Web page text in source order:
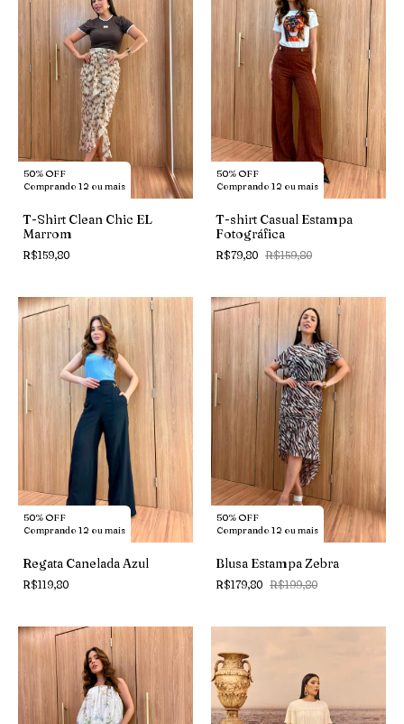
50% OFF
Comprando 12 ou mais
T-Shirt Clean Chic EL
Marrom
R$159,80
50% OFF
Comprando 12 ou mais
T-shirt Casual Estampa
Fotográfica
R$79,80 R$159,80
50% OFF
Comprando 12 ou mais
Regata Canelada Azul
R$119,80
50% OFF
Comprando 12 ou mais
Blusa Estampa Zebra
R$179,80 R$199,80